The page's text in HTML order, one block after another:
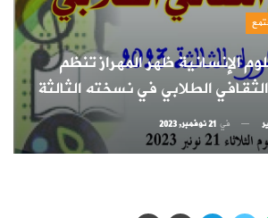
الإنسانية ظهر المهراز تنظم
الطلابي في نسخته الثالثة
في 21 نوفمبر, 2023